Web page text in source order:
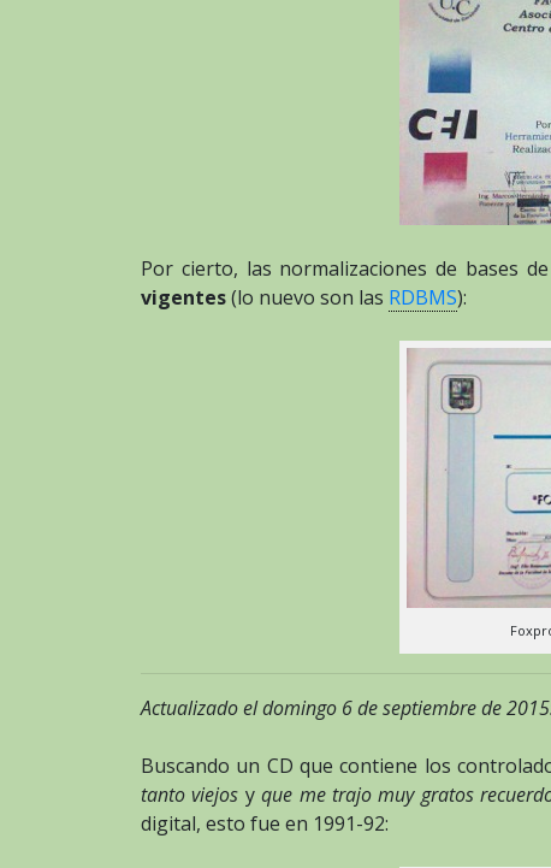
Por cierto, las normalizaciones de bases
vigentes(lo nuevo son las RDBMS):
Actualizado el domingo 6 de septiembre de
Buscando un CD que contiene los
tanto viejos yque me trajo muy gratos
digital, esto fue en 1991-92: